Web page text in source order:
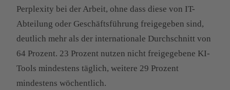
Perplexity bei der Arbeit, ohne dass diese von IT-
Abteilung oder Geschäftsführung freigegeben sind,
deutlich mehr als der internationale Durchschnitt von
64 Prozent. 23 Prozent nutzen nicht freigegebene KI-
Tools mindestens täglich, weitere 29 Prozent
mindestens wöchentlich.